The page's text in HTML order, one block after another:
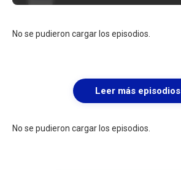
No se pudieron cargar los episodios.
Leer más episodios
No se pudieron cargar los episodios.